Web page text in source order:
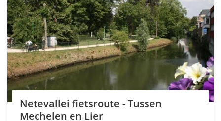
Netevallei fietsroute - Tussen
Mechelen en Lier